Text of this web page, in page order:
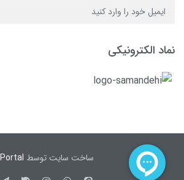
نماد الکترونیکی
ساخت سایت توسط Portal